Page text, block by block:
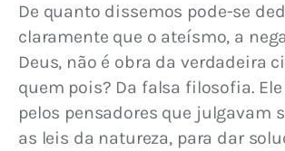
De quanto dissemos pode-se
claramente que o ateísmo, a
Deus, não é obra da verdadeira
quem pois? Da falsa filosofia.
pelos pensadores que julgavam
as leis da natureza, para dar